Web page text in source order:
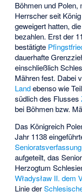
Böhmen und Polen,
Herrscher seit König
geweigert hatten,
bezahlen. Erst der
bestätigte
dauerhafte
einschließlich
Mähren fest. Dabei
Landebenso wie
südlich des Flusses
bei Böhmen bzw.
Das Königreich
Jahr 1138
Senioratsverfassung
aufgeteilt, das
Herzogtum
Władysław II. dem
Linie der